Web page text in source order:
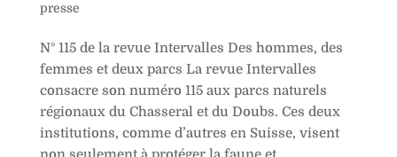
presse
N° 115 de la revue Intervalles Des hommes, des
femmes et deux parcs La revue Intervalles
consacre son numéro 115 aux parcs naturels
régionaux du Chasseral et du Doubs. Ces deux
institutions, comme d’autres en Suisse, visent